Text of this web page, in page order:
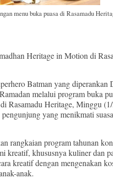
menu buka puasa di Rasamadu
Heritage in Motion di
Batman yang diperankan
melalui program buka
Rasamadu Heritage, Minggu
yang menikmati
rangkaian program tahunan
kreatif, khususnya kuliner dan
kreatif dengan mengenakan
anak.